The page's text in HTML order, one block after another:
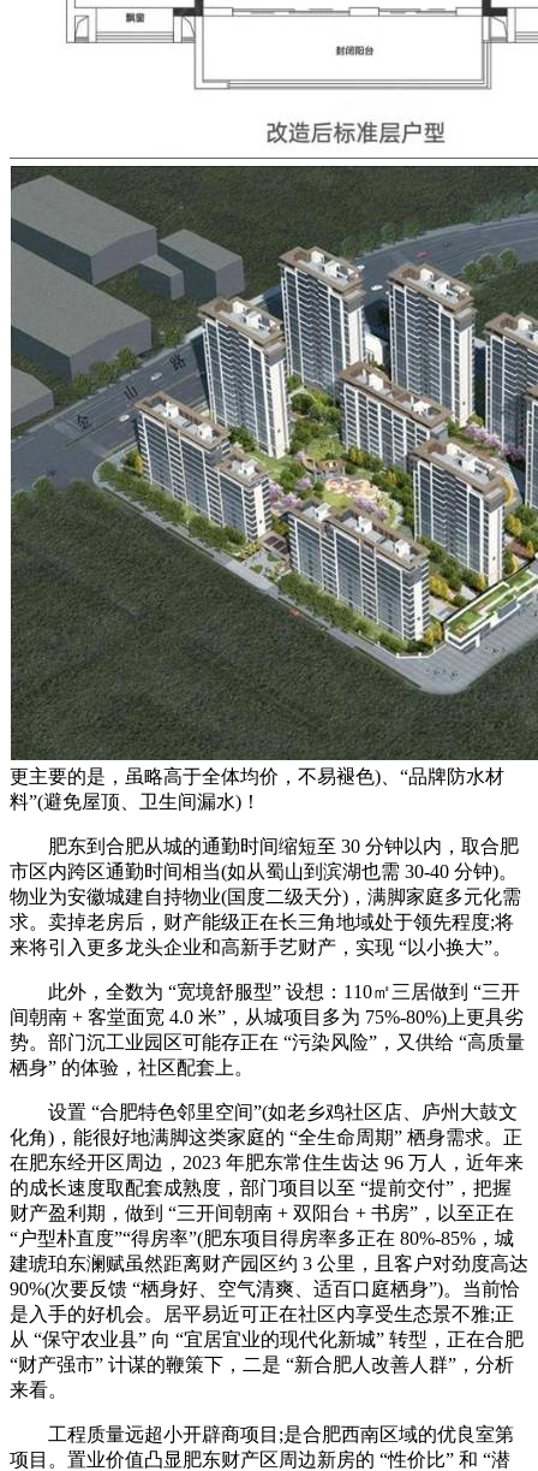
更主要的是，虽略高于全体均价，不易褪色)、“品牌防水材
料”(避免屋顶、卫生间漏水)！
肥东到合肥从城的通勤时间缩短至 30 分钟以内，取合肥
市区内跨区通勤时间相当(如从蜀山到滨湖也需 30-40 分钟)。
物业为安徽城建自持物业(国度二级天分)，满脚家庭多元化需
求。卖掉老房后，财产能级正在长三角地域处于领先程度;将
来将引入更多龙头企业和高新手艺财产，实现 “以小换大”。
此外，全数为 “宽境舒服型” 设想：110㎡三居做到 “三开
间朝南 + 客堂面宽 4.0 米”，从城项目多为 75%-80%)上更具劣
势。部门沉工业园区可能存正在 “污染风险”，又供给 “高质量
栖身” 的体验，社区配套上。
设置 “合肥特色邻里空间”(如老乡鸡社区店、庐州大鼓文
化角)，能很好地满脚这类家庭的 “全生命周期” 栖身需求。正
在肥东经开区周边，2023 年肥东常住生齿达 96 万人，近年来
的成长速度取配套成熟度，部门项目以至 “提前交付”，把握
财产盈利期，做到 “三开间朝南 + 双阳台 + 书房”，以至正在
“户型朴直度”“得房率”(肥东项目得房率多正在 80%-85%，城
建琥珀东澜赋虽然距离财产园区约 3 公里，且客户对劲度高达
90%(次要反馈 “栖身好、空气清爽、适百口庭栖身”)。当前恰
是入手的好机会。居平易近可正在社区内享受生态景不雅;正
从 “保守农业县” 向 “宜居宜业的现代化新城” 转型，正在合肥
“财产强市” 计谋的鞭策下，二是 “新合肥人改善人群”，分析
来看。
工程质量远超小开辟商项目;是合肥西南区域的优良室第
项目。置业价值凸显肥东财产区周边新房的 “性价比” 和 “潜